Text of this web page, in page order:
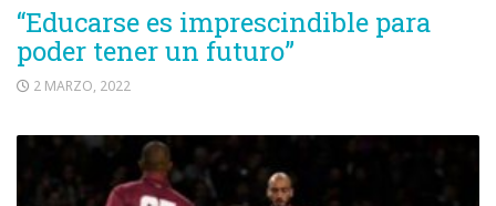
“Educarse es imprescindible para
poder tener un futuro”
2 MARZO, 2022